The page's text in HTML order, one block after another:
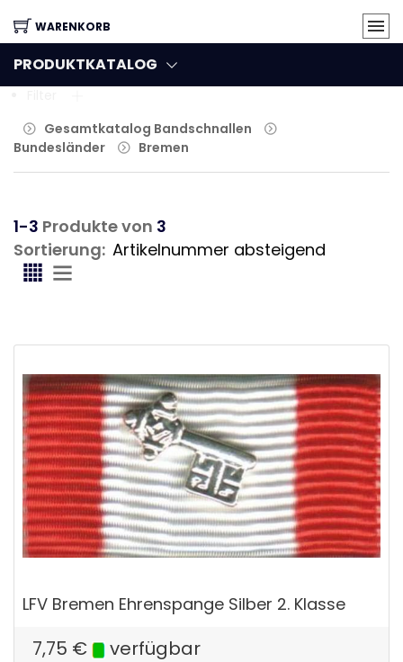
WARENKORB
PRODUKTKATALOG
Gesamtkatalog Bandschnallen
Bundesländer
Bremen
1-3 Produkte von 3
Sortierung:
LFV Bremen Ehrenspange Silber 2. Klasse
7,75 € verfügbar